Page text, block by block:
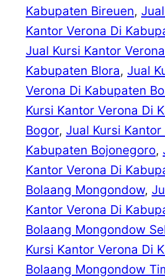
Kabupaten Bireuen,
Kantor Verona Di
Jual Kursi Kantor
Kabupaten Blora, Jual
Verona Di Kabupaten
Kursi Kantor Verona Di
Bogor, Jual Kursi Kantor
Kabupaten Bojonegoro,
Kantor Verona Di
Bolaang Mongondow,
Kantor Verona Di
Bolaang Mongondow
Kursi Kantor Verona Di
Bolaang Mongondow